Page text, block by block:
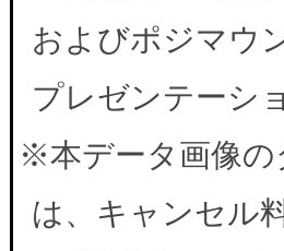
およびポジマウ
プレゼンテーシ
※本データ画像の
は、キャンセル